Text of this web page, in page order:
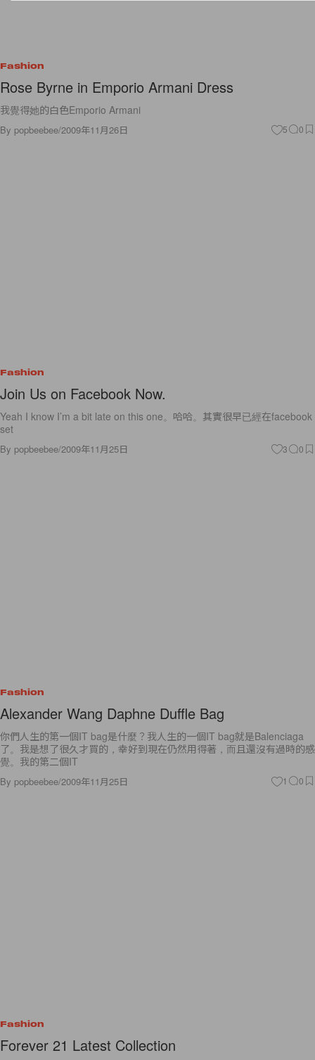
Fashion
Rose Byrne in Emporio Armani Dress
我覺得她的白色Emporio Armani
By popbeebee/2009年11月26日 5 0
Fashion
Join Us on Facebook Now.
Yeah I know I’m a bit late on this one。哈哈。其實很早已經在facebook
set
By popbeebee/2009年11月25日 3 0
Fashion
Alexander Wang Daphne Duffle Bag
你們人生的第一個IT bag是什麼？我人生的一個IT bag就是Balenciaga
了。我是想了很久才買的，幸好到現在仍然用得著，而且還沒有過時的感
覺。我的第二個IT
By popbeebee/2009年11月25日 1 0
Fashion
Forever 21 Latest Collection